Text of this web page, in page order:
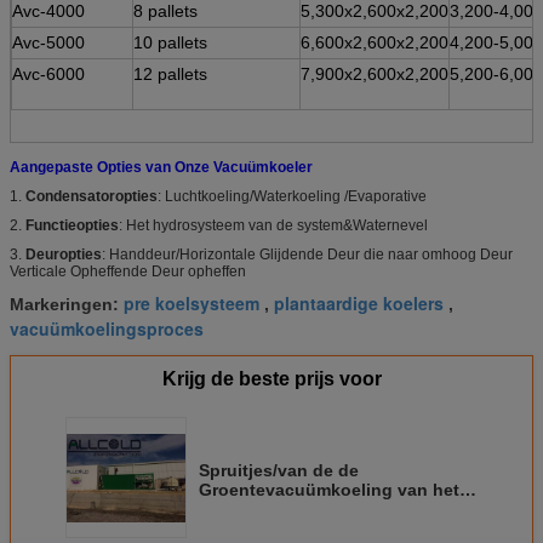
Avc-4000
8 pallets 5,300x2,600x2,2003,200-4,000
Avc-5000
10 pallets 6,600x2,600x2,2004,200-5,000
Avc-6000
12 pallets 7,900x2,600x2,2005,200-6,000
Aangepaste Opties van Onze Vacuümkoeler
1. Condensatoropties: Luchtkoeling/Waterkoeling /Evaporative
2. Functieopties: Het hydrosysteem van de system&Waternevel
3. Deuropties: Handdeur/Horizontale Glijdende Deur die naar omhoog Deur
Verticale Opheffende Deur opheffen
Markeringen: pre koelsysteem , plantaardige koelers ,
vacuümkoelingsproces
Krijg de beste prijs voor
Spruitjes/van de de
Groentevacuümkoeling van het